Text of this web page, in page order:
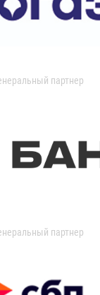
партнер
партнер